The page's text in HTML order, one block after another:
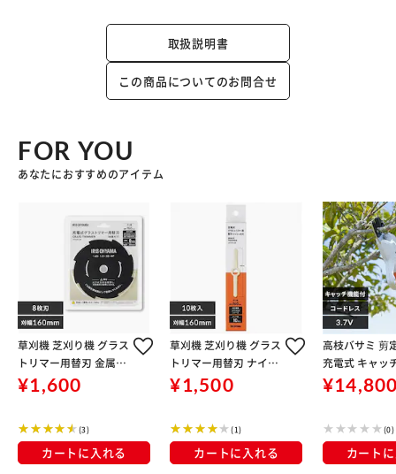
取扱説明書
この商品についてのお問合せ
FOR YOU
あなたにおすすめのアイテム
草刈機 芝刈り機 グラス
トリマー用替刃 金属刈
刃 160mm JGTKB16M
¥1,600
(3)
カートに入れる
草刈機 芝刈り機 グラス
トリマー用替刃 ナイロ
ン刈刃 160mm JGTKB
¥1,500
(1)
カートに入れる
高枝バサミ 剪
充電式 キャッ
き JTH10
(0)
カート